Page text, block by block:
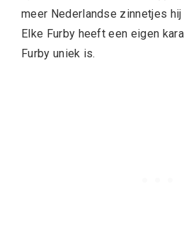
meer Nederlandse zinnetjes
Elke Furby heeft een eigen
Furby uniek is.